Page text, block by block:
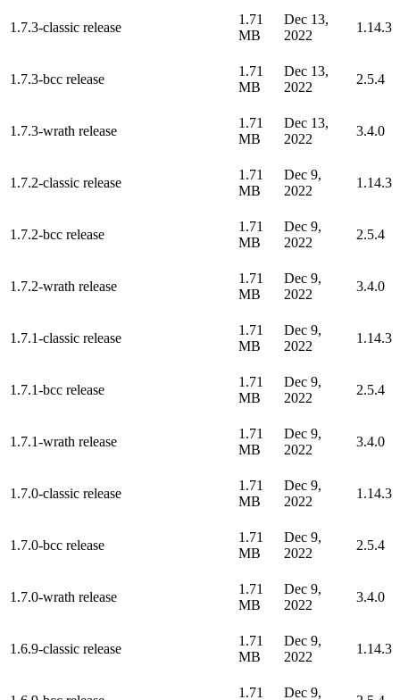
1.7.3-classic release
1.71
MB
Dec 13,
2022
1.14.3
1.7.3-bcc release
1.71
MB
Dec 13,
2022
2.5.4
1.7.3-wrath release
1.71
MB
Dec 13,
2022
3.4.0
1.7.2-classic release
1.71
MB
Dec 9,
2022
1.14.3
1.7.2-bcc release
1.71
MB
Dec 9,
2022
2.5.4
1.7.2-wrath release
1.71
MB
Dec 9,
2022
3.4.0
1.7.1-classic release
1.71
MB
Dec 9,
2022
1.14.3
1.7.1-bcc release
1.71
MB
Dec 9,
2022
2.5.4
1.7.1-wrath release
1.71
MB
Dec 9,
2022
3.4.0
1.7.0-classic release
1.71
MB
Dec 9,
2022
1.14.3
1.7.0-bcc release
1.71
MB
Dec 9,
2022
2.5.4
1.7.0-wrath release
1.71
MB
Dec 9,
2022
3.4.0
1.6.9-classic release
1.71
MB
Dec 9,
2022
1.14.3
1.71 Dec 9,